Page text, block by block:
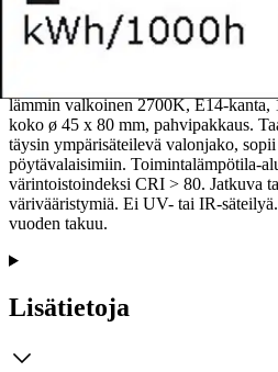
lämmin valkoinen 2700K, E14-kanta,
koko ø 45 x 80 mm, pahvipakkaus.
täysin ympärisäteilevä valonjako,
pöytävalaisimiin. Toimintalämpötila-
värintoistoindeksi CRI > 80. Jatkuva
värivääristymiä. Ei UV- tai IR-
vuoden takuu.
Lisätietoja